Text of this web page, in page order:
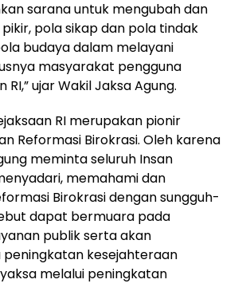
sarana untuk mengubah dan
pola sikap dan pola tindak
budaya dalam melayani
masyarakat pengguna
RI,” ujar Wakil Jaksa Agung.
RI merupakan pionir
Reformasi Birokrasi. Oleh karena
meminta seluruh Insan
memahami dan
Birokrasi dengan sungguh-
dapat bermuara pada
publik serta akan
kesejahteraan
melalui peningkatan